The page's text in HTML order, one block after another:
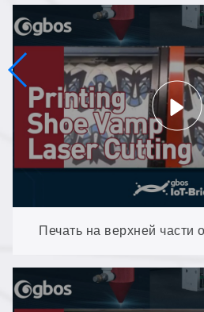
интерактивный рабочий
Печать на верхней части
пары: асинхронная резка